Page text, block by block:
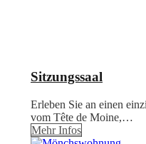
Sitzungssaal
Erleben Sie an einen
vom Tête de Moine,…
Mehr Infos